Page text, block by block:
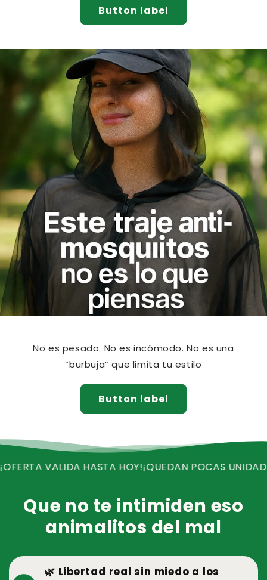
Button label
No es pesado. No es incómodo. No es una
“burbuja” que limita tu estilo
Button label
HASTA HOY!¡QUEDAN POCAS UNIDADES!
Que no te intimiden eso
animalitos del mal
🌿 Libertad real sin miedo a los